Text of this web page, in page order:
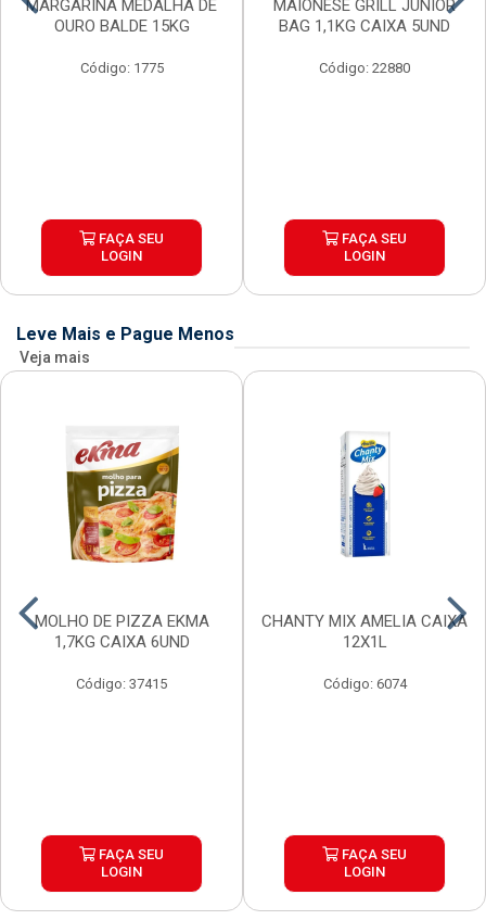
MARGARINA MEDALHA DE
OURO BALDE 15KG
Código: 1775
FAÇA SEU
LOGIN
MAIONESE GRILL JUNIOR
BAG 1,1KG CAIXA 5UND
Código: 22880
FAÇA SEU
LOGIN
Leve Mais e Pague Menos
Veja mais
MOLHO DE PIZZA EKMA
1,7KG CAIXA 6UND
Código: 37415
FAÇA SEU
LOGIN
CHANTY MIX AMELIA CAIXA
12X1L
Código: 6074
FAÇA SEU
LOGIN